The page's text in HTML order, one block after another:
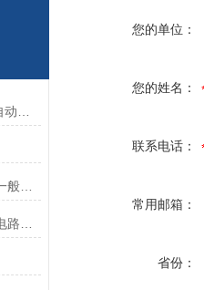
DEUBLIN(杜博林)旋转接头漏水一般应从以下几个方面来找原因
您的单位：
您的姓名：
联系电话：
常用邮箱：
省份：